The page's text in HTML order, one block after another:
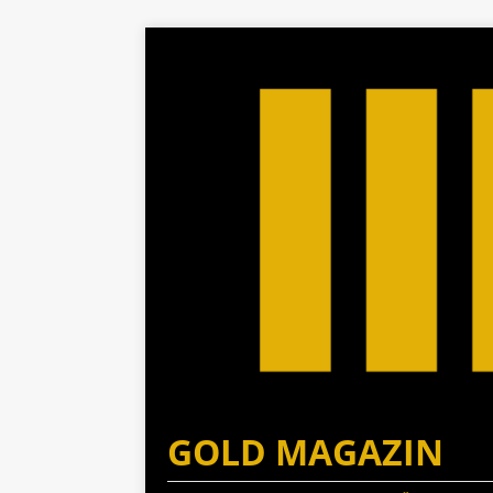
GOLD MAGAZIN